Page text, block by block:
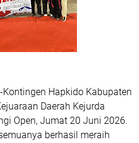
Kontingen Hapkido Kabupaten
Daerah Kejurda
Open, Jumat 20 Juni 2026.
berhasil meraih